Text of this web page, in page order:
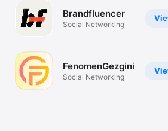
Brandfluencer
Social Networking
FenomenGezgini
Social Networking